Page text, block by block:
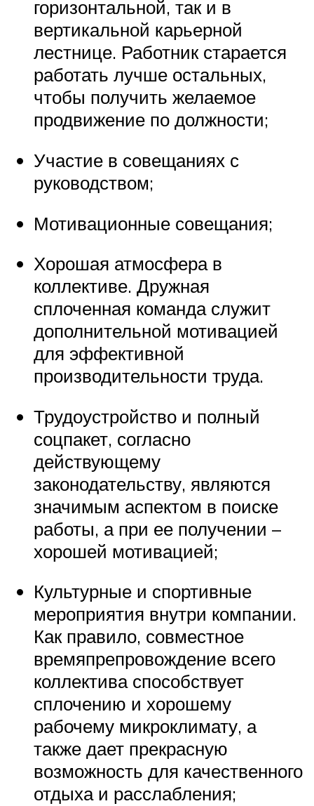
горизонтальной, так и в
вертикальной карьерной
лестнице. Работник старается
работать лучше остальных,
чтобы получить желаемое
продвижение по должности;
Участие в совещаниях с
руководством;
Мотивационные совещания;
Хорошая атмосфера в
коллективе. Дружная
сплоченная команда служит
дополнительной мотивацией
для эффективной
производительности труда.
Трудоустройство и полный
соцпакет, согласно
действующему
законодательству, являются
значимым аспектом в поиске
работы, а при ее получении –
хорошей мотивацией;
Культурные и спортивные
мероприятия внутри компании.
Как правило, совместное
времяпрепровождение всего
коллектива способствует
сплочению и хорошему
рабочему микроклимату, а
также дает прекрасную
возможность для качественного
отдыха и расслабления;